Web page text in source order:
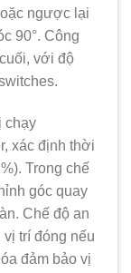
ngược lại
90°. Công
với độ
chạy
xác định thời
Trong chế
góc quay
Chế độ an
trí đóng nếu
đảm bảo vị